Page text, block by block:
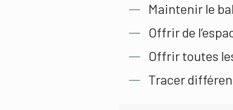
Maintenir le
Offrir de
Offrir toutes
Tracer